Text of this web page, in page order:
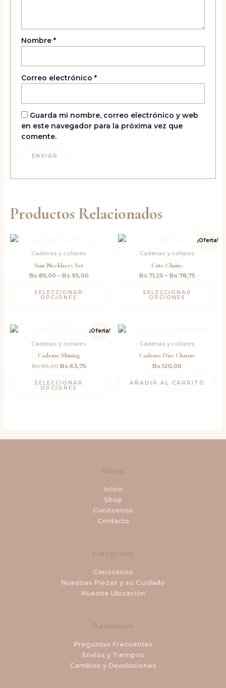
Nombre *
Correo electrónico *
Guarda mi nombre, correo electrónico y web
en este navegador para la próxima vez que
comente.
Productos Relacionados
Cadenas y collares
Sian Necklaces Set
Bs.85,00 – Bs.95,00
SELECCIONAR
OPCIONES
¡Oferta!
Cadenas y collares
Cute Chains
Bs.71,25 – Bs.78,75
SELECCIONAR
OPCIONES
¡Oferta!
Cadenas y collares
Cadenas Shining
Bs.85,00
original
era:
Bs.85,00.
Bs.63,75
precio
actual
SELECCIONAR
OPCIONES
Cadenas y collares
Cadenas Dúo Charms
Bs.120,00
AÑADIR AL CARRITO
Menu
Inicio
Shop
Conócenos
Contacto
Categories
Conócenos
Nuestras Piezas y su Cuidado
Nuestra Ubicación
Resources
Preguntas Frecuentes
Envíos y Tiempos
Cambios y Devoluciones